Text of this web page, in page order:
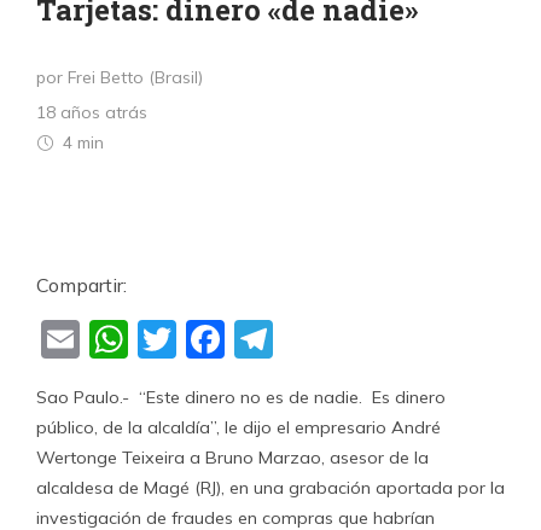
Tarjetas: dinero «de nadie»
por Frei Betto (Brasil)
18 años atrás
4 min
Compartir:
EmailWhatsApp
TwitterFacebook
Sao Paulo.- “Este dinero no es de nadie. Es dinero
público, de la alcaldía”, le dijo el empresario André
Wertonge Teixeira a Bruno Marzao, asesor de la
alcaldesa de Magé (RJ), en una grabación aportada por la
investigación de fraudes en compras que habrían